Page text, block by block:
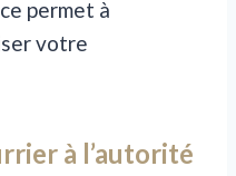
permet à
votre
à l’autorité